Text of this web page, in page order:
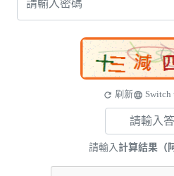
refresh 刷新language Switch
請輸入計算結果（